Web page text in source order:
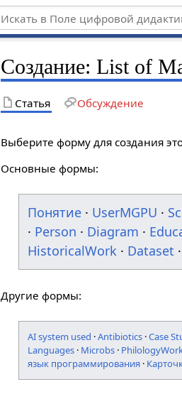
Создание: List of
Статья Обсуждение
Выберите форму для создания
Основные формы:
Понятие · UserMGPU ·
· Person · Diagram ·
HistoricalWork · Dataset ·
Другие формы:
AI system used ·Antibiotics ·Case
Languages · Microbs ·
язык программирования ·